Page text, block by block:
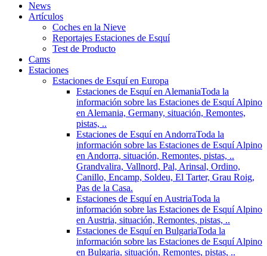
News
Artículos
Coches en la Nieve
Reportajes Estaciones de Esquí
Test de Producto
Cams
Estaciones
Estaciones de Esquí en Europa
Estaciones de Esquí en AlemaniaToda la
información sobre las Estaciones de Esquí Alpino
en Alemania, Germany, situación, Remontes,
pistas, ..
Estaciones de Esquí en AndorraToda la
información sobre las Estaciones de Esquí Alpino
en Andorra, situación, Remontes, pistas, ..
Grandvalira, Vallnord, Pal, Arinsal, Ordino,
Canillo, Encamp, Soldeu, El Tarter, Grau Roig,
Pas de la Casa.
Estaciones de Esquí en AustriaToda la
información sobre las Estaciones de Esquí Alpino
en Austria, situación, Remontes, pistas, ..
Estaciones de Esquí en BulgariaToda la
información sobre las Estaciones de Esquí Alpino
en Bulgaria, situación, Remontes, pistas, ..